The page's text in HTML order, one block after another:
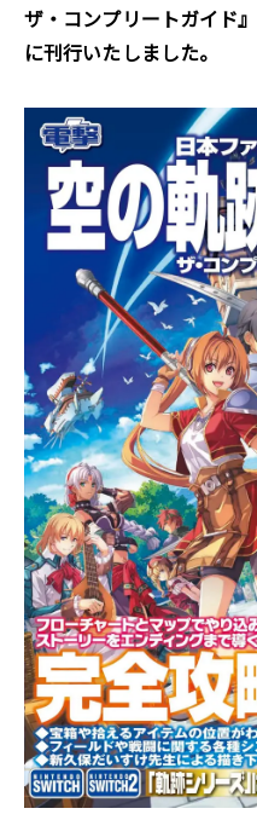
ザ・コンプリートガイド
に刊行いたしました。